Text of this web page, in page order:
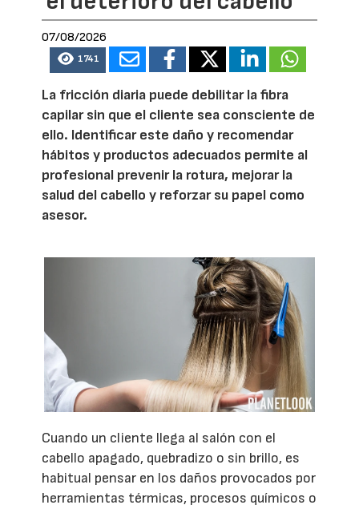
07/08/2026
1741
La fricción diaria puede debilitar la fibra
capilar sin que el cliente sea consciente de
ello. Identificar este daño y recomendar
hábitos y productos adecuados permite al
profesional prevenir la rotura, mejorar la
salud del cabello y reforzar su papel como
asesor.
Cuando un cliente llega al salón con el
cabello apagado, quebradizo o sin brillo, es
habitual pensar en los daños provocados por
herramientas térmicas, procesos químicos o